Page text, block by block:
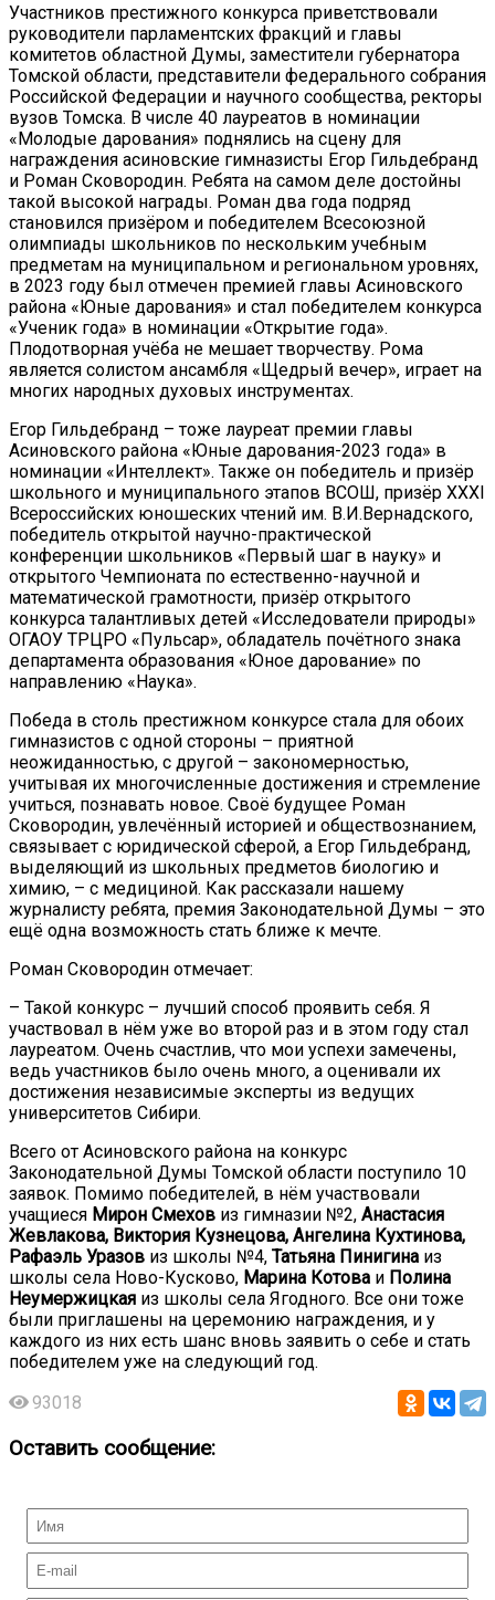
Участников престижного конкурса приветствовали
руководители парламентских фракций и главы
комитетов областной Думы, заместители губернатора
Томской области, представители федерального собрания
Российской Федерации и научного сообщества, ректоры
вузов Томска. В числе 40 лауреатов в номинации
«Молодые дарования» поднялись на сцену для
награждения асиновские гимназисты Егор Гильдебранд
и Роман Сковородин. Ребята на самом деле достойны
такой высокой награды. Роман два года подряд
становился призёром и победителем Всесоюзной
олимпиады школьников по нескольким учебным
предметам на муниципальном и региональном уровнях,
в 2023 году был отмечен премией главы Асиновского
района «Юные дарования» и стал победителем конкурса
«Ученик года» в номинации «Открытие года».
Плодотворная учёба не мешает творчеству. Рома
является солистом ансамбля «Щедрый вечер», играет на
многих народных духовых инструментах.
Егор Гильдебранд – тоже лауреат премии главы
Асиновского района «Юные дарования-2023 года» в
номинации «Интеллект». Также он победитель и призёр
школьного и муниципального этапов ВСОШ, призёр XXXI
Всероссийских юношеских чтений им. В.И.Вернадского,
победитель открытой научно-практической
конференции школьников «Первый шаг в науку» и
открытого Чемпионата по естественно-научной и
математической грамотности, призёр открытого
конкурса талантливых детей «Исследователи природы»
ОГАОУ ТРЦРО «Пульсар», обладатель почётного знака
департамента образования «Юное дарование» по
направлению «Наука».
Победа в столь престижном конкурсе стала для обоих
гимназистов с одной стороны – приятной
неожиданностью, с другой – закономерностью,
учитывая их многочисленные достижения и стремление
учиться, познавать новое. Своё будущее Роман
Сковородин, увлечённый историей и обществознанием,
связывает с юридической сферой, а Егор Гильдебранд,
выделяющий из школьных предметов биологию и
химию, – с медициной. Как рассказали нашему
журналисту ребята, премия Законодательной Думы – это
ещё одна возможность стать ближе к мечте.
Роман Сковородин отмечает:
– Такой конкурс – лучший способ проявить себя. Я
участвовал в нём уже во второй раз и в этом году стал
лауреатом. Очень счастлив, что мои успехи замечены,
ведь участников было очень много, а оценивали их
достижения независимые эксперты из ведущих
университетов Сибири.
Всего от Асиновского района на конкурс
Законодательной Думы Томской области поступило 10
заявок. Помимо победителей, в нём участвовали
учащиеся Мирон Смехов из гимназии №2, Анастасия
Жевлакова, Виктория Кузнецова, Ангелина Кухтинова,
Рафаэль Уразов из школы №4, Татьяна Пинигина из
школы села Ново-Кусково, Марина Котова и Полина
Неумержицкая из школы села Ягодного. Все они тоже
были приглашены на церемонию награждения, и у
каждого из них есть шанс вновь заявить о себе и стать
победителем уже на следующий год.
93018
Оставить сообщение: